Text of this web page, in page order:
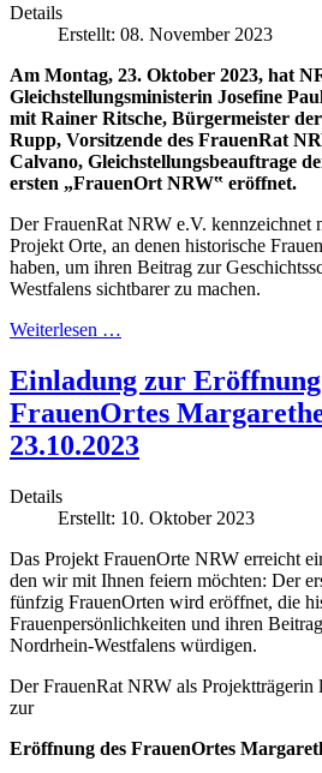
Details
Erstellt: 08. November 2023
Am Montag, 23. Oktober 2023, hat
Gleichstellungsministerin Josefine
mit Rainer Ritsche, Bürgermeister
Rupp, Vorsitzende des FrauenRat
Calvano, Gleichstellungsbeauftrage
ersten „FrauenOrt NRW‟ eröffnet.
Der FrauenRat NRW e.V. kennzeichnet
Projekt Orte, an denen historische
haben, um ihren Beitrag zur
Westfalens sichtbarer zu machen.
Weiterlesen …
Einladung zur Eröffnung
FrauenOrtes
23.10.2023
Details
Erstellt: 10. Oktober 2023
Das Projekt FrauenOrte NRW erreicht
den wir mit Ihnen feiern möchten: Der
fünfzig FrauenOrten wird eröffnet, die
Frauenpersönlichkeiten und ihren
Nordrhein-Westfalens würdigen.
Der FrauenRat NRW als Projektträgerin
zur
Eröffnung des FrauenOrtes